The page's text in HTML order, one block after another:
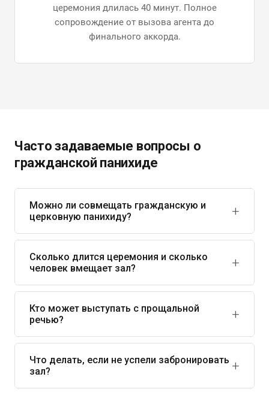
церемония длилась 40 минут. Полное
сопровождение от вызова агента до
финального аккорда.
Часто задаваемые вопросы о
гражданской панихиде
Можно ли совмещать гражданскую и
церковную панихиду?
Да. Часто проводят два этапа: сначала светскую
церемонию в зале для коллег и друзей, затем
камерный религиозный обряд в храме или на
кладбище для верующих родственников. Мы поможем
Сколько длится церемония и сколько
человек вмещает зал?
Средняя длительность: 30–60 минут. Вместимость
залов: в моргах — 20–50 человек, на кладбищах — до
100, в домах культуры — до 150. Тайминг гибкий и
зависит от количества выступающих.
Кто может выступать с прощальной
речью?
Любой, кого выберет семья: близкие, друзья, коллеги,
представители организаций. Жёстких правил нет. При
необходимости церемониймейстер поможет составить
текст или зачитает его.
Что делать, если не успели забронировать
зал?